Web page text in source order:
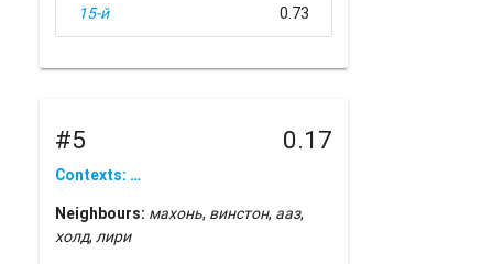
15-й 0.73
#5 0.17
Contexts: …
Neighbours: махонь, винстон, ааз,
холд,лири